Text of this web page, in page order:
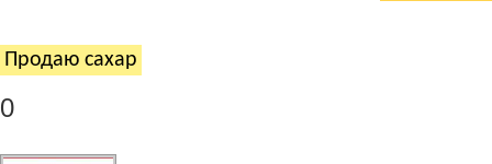
Продаю cахар
0